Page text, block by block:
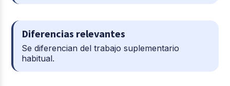
Diferencias relevantes
Se diferencian del trabajo suplementario
habitual.